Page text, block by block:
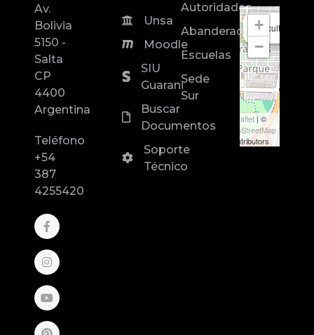
Av.
Bolivia
5150 -
Salta
CP
4400
Argentina
Teléfono
+54
387
4255420
Unsa
Moodle
SIU
Guarani
Buscar
Documentos
Soporte
Técnico
Autoridades
Abanderados
Escuelas
Sede
Sur
Facultad de
+
−
Leaflet| ©
OpenStreetMap
contributors